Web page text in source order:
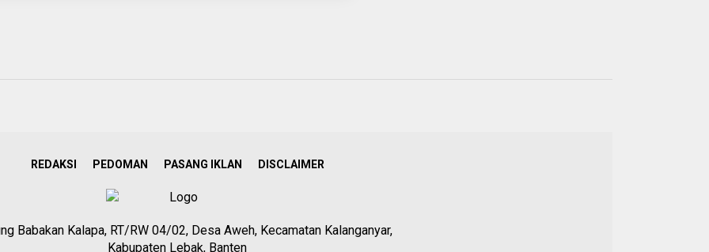
REDAKSI PEDOMAN PASANG IKLAN DISCLAIMER
Babakan Kalapa, RT/RW 04/02, Desa Aweh, Kecamatan Kalanganyar,
Kabupaten Lebak, Banten